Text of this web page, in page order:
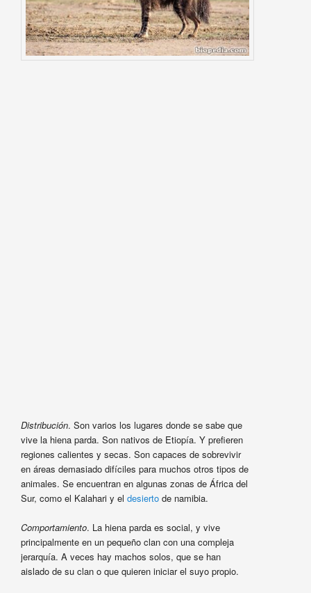
Distribución. Son varios los lugares donde se sabe que
vive la hiena parda. Son nativos de Etiopía. Y prefieren
regiones calientes y secas. Son capaces de sobrevivir
en áreas demasiado difíciles para muchos otros tipos de
animales. Se encuentran en algunas zonas de África del
Sur, como el Kalahari y el desierto de namibia.
Comportamiento. La hiena parda es social, y vive
principalmente en un pequeño clan con una compleja
jerarquía. A veces hay machos solos, que se han
aislado de su clan o que quieren iniciar el suyo propio.